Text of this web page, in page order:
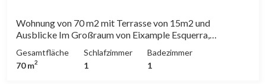
Wohnung von 70 m2 mit Terrasse von 15m2 und
Ausblicke Im Großraum von Eixample Esquerra,
Klimaanlage, Waschküche, Balkon und Heizung.* In
Übereinstimmung mit dem Gesetz 12/2023 und dem
Gesamtfläche
70 m2
Schlafzimmer
1
Badezimmer
1